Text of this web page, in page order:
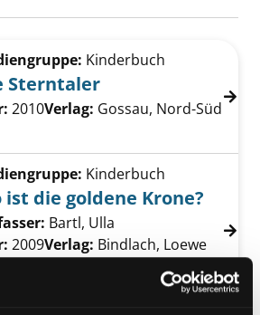
Details von Die Sterntaler anzeigen
Kinderbuch
Sterntaler
nach diesem Verfasser
2010Verlag: Gossau, Nord-Süd
Details von Wo ist die goldene
Kinderbuch
ist die goldene Krone?
Bartl, Ulla Suche nach diesem
2009Verlag: Bindlach, Loewe
Mein großes Wimmel-